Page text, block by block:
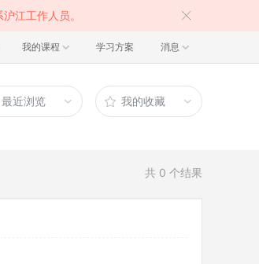
江工作人员。
我的课程 学习方案 消息
最近浏览 我的收藏
共 0 个结果